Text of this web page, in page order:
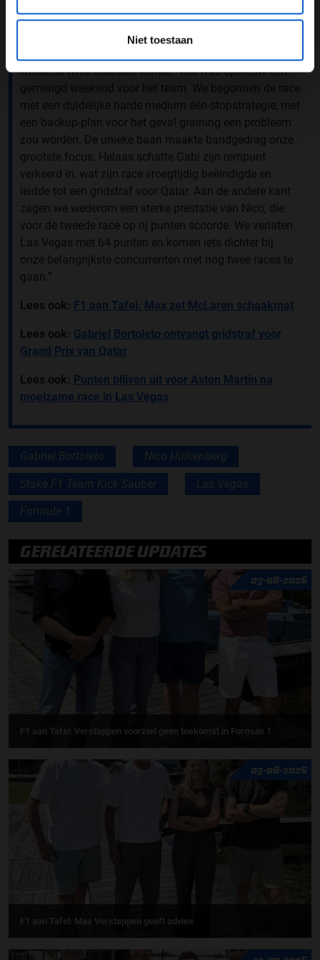
Niet toestaan
weekend twee uitersten kende: “Het was opnieuw een
gemengd weekend voor het team. We begonnen de race
met een duidelijke harde medium één-stopstrategie, met
een backup-plan voor het geval graining een probleem
zou worden. De unieke baan maakte bandgedrag onze
grootste focus. Helaas schatte Gabi zijn rempunt
verkeerd in, wat zijn race vroegtijdig beëindigde en
leidde tot een gridstraf voor Qatar. Aan de andere kant
zagen we wederom een sterke prestatie van Nico, die
voor de tweede race op rij punten scoorde. We verlaten
Las Vegas met 64 punten en komen iets dichter bij
onze belangrijkste concurrenten met nog twee races te
gaan.”
Lees ook: F1 aan Tafel: Max zet McLaren schaakmat
Lees ook: Gabriel Bortoleto ontvangt gridstraf voor
Grand Prix van Qatar
Lees ook: Punten blijven uit voor Aston Martin na
moeizame race in Las Vegas
Gabriel Bortoleto Nico Hülkenberg
Stake F1 Team Kick Sauber Las Vegas
Formule 1
GERELATEERDE UPDATES
07-08-2026
F1 aan Tafel: Verstappen voorziet geen toekomst in Formule 1
03-08-2026
F1 aan Tafel: Max Verstappen geeft advies